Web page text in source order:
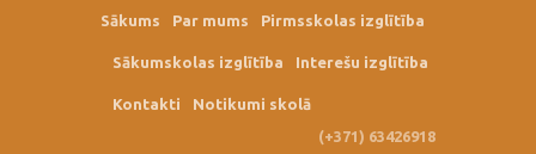
Sākums Par mums Pirmsskolas izglītība
Sākumskolas izglītība Interešu izglītība
Kontakti
Notikumi skolā
(+371) 63426918